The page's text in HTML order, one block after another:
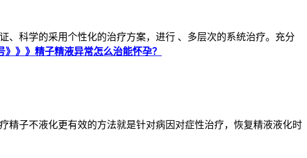
科学的采用个性化的治疗方案，进行 、多层次的系统治疗。充分
》》》精子精液异常怎么治能怀孕？
子不液化更有效的方法就是针对病因对症性治疗，恢复精液液化时